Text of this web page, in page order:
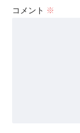
コメント ※